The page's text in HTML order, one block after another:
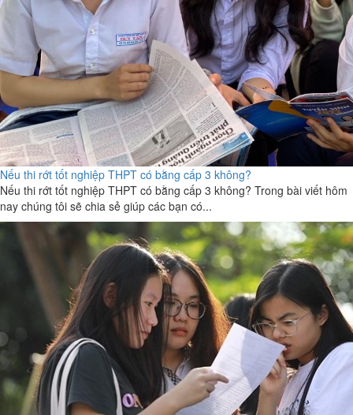
Nếu thi rớt tốt nghiệp THPT có bằng cấp 3 không?
Nếu thi rớt tốt nghiệp THPT có bằng cấp 3 không? Trong bài viết hôm
nay chúng tôi sẽ chia sẻ giúp các bạn có...